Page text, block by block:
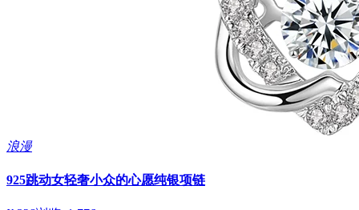
浪漫
925跳动女轻奢小众的心愿纯银项链